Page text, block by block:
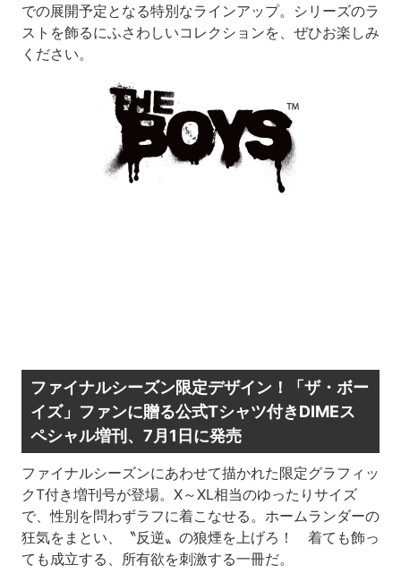
での展開予定となる特別なラインアップ。シリーズのラ
ストを飾るにふさわしいコレクションを、ぜひお楽しみ
ください。
ファイナルシーズン限定デザイン！「ザ・ボー
イズ」ファンに贈る公式Tシャツ付きDIMEス
ペシャル増刊、7月1日に発売
ファイナルシーズンにあわせて描かれた限定グラフィッ
クT付き増刊号が登場。X～XL相当のゆったりサイズ
で、性別を問わずラフに着こなせる。ホームランダーの
狂気をまとい、〝反逆〟の狼煙を上げろ！ 着ても飾っ
ても成立する、所有欲を刺激する一冊だ。